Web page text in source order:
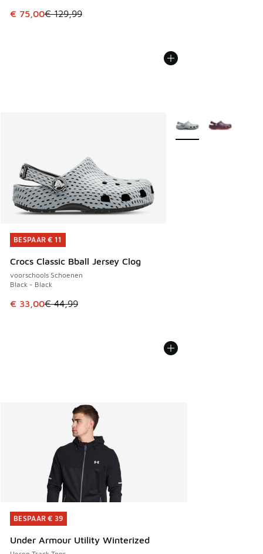
Dit artikel is in de uitverkoop. Dit artikel is in de
€ 75,00€ 129,99
BESPAAR € 11
Crocs Classic Bball Jersey Clog
voorschools Schoenen
Black - Black
Dit artikel is in de uitverkoop. Dit artikel is in de
€ 33,00€ 44,99
BESPAAR € 11
Meer kleuren
BESPAAR € 39
Under Armour Utility Winterized
BESPAAR € 39